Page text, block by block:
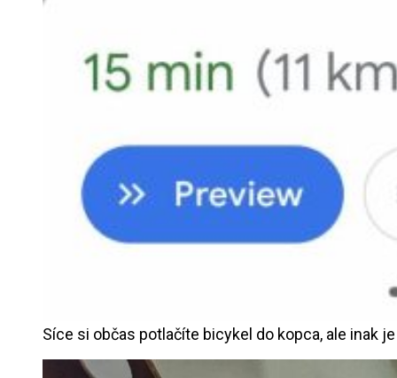
Síce si občas potlačíte bicykel do kopca, ale inak